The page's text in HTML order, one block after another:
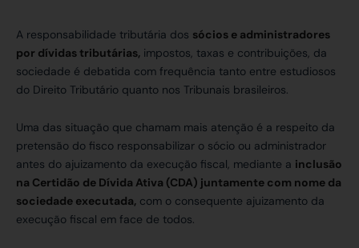
A responsabilidade tributária dos sócios e administradores
por dívidas tributárias, impostos, taxas e contribuições, da
sociedade é debatida com frequência tanto entre estudiosos
do Direito Tributário quanto nos Tribunais brasileiros.
Uma das situação que chamam mais atenção é a respeito da
pretensão do fisco responsabilizar o sócio ou administrador
antes do ajuizamento da execução fiscal, mediante a inclusão
na Certidão de Dívida Ativa (CDA) juntamente com nome da
sociedade executada, com o consequente ajuizamento da
execução fiscal em face de todos.